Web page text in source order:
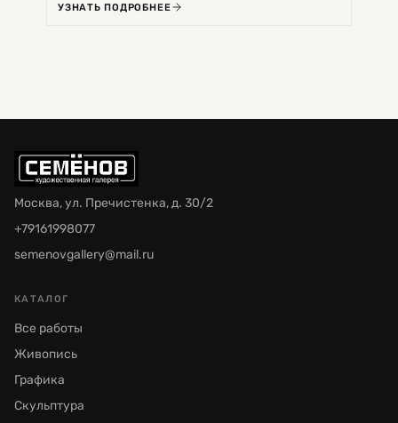
УЗНАТЬ ПОДРОБНЕЕ
Москва, ул. Пречистенка, д. 30/2
+79161998077
semenovgallery@mail.ru
КАТАЛОГ
Все работы
Живопись
Графика
Скульптура